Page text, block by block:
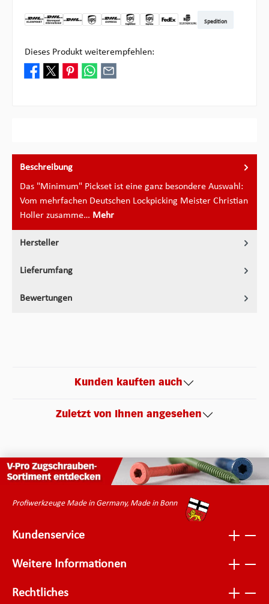
Spedition
Dieses Produkt weiterempfehlen:
Beschreibung
Das "Minimum" Pickset ist eine ganz besondere Auswahl:
Vom mehrfachen Deutschen Lockpicking Meister Christian
Holler zusamme… Mehr
Hersteller
Lieferumfang
Bewertungen
Kunden kauften auch
Zuletzt von Ihnen angesehen
Profiwerkzeuge Made in Germany, Made in Bonn
Kundenservice
Weitere Informationen
Rechtliches